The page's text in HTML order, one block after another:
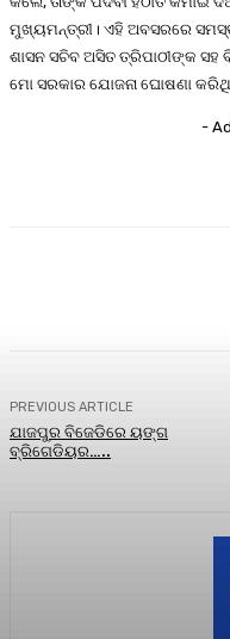
ମୁଖ୍ୟମନ୍ତ୍ରୀ। ଏହି ଅବସରରେ
ଶାସନ ସଚିବ ଅସିତ ତ୍ରିପାଠୀଙ୍କ
ମୋ ସରକାର ଯୋଜନା ଘୋଷଣା
-
PREVIOUS ARTICLE
ଯାଜପୁର ବିଜେଡିରେ ୟଙ୍ଗ
ବ୍ରିଗେଡିୟର…..